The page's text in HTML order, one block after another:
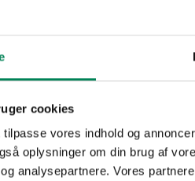
cookies
vores indhold og
oplysninger om din brug af
analysepartnere. Vores